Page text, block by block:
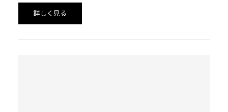
りも大幅にお時間を頂戴しております。
詳しく見る